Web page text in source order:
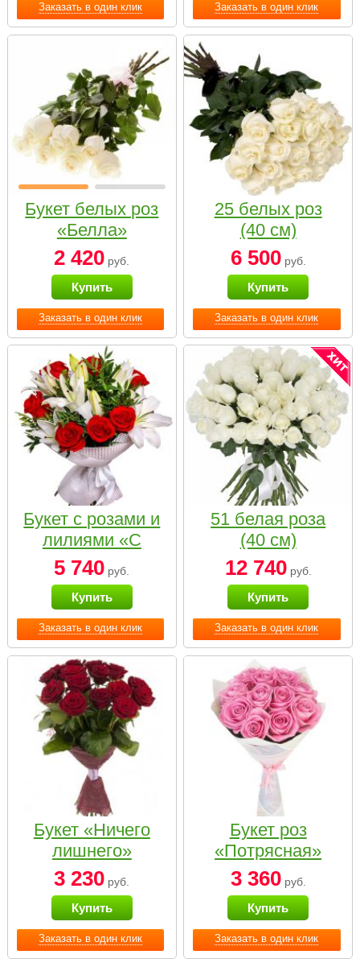
Заказать в один клик Заказать в один клик
Заказать в один клик
Букет белых роз
«Белла»
2 420 руб.
Купить
Заказать в один клик
25 белых роз
(40 см)
6 500руб.
Купить
Заказать в один клик
Букет с розами и
лилиями «С
наилучшими
пожеланиями»
5 740 руб.
Купить
Заказать в один клик
51 белая роза
(40 см)
12 740руб.
Купить
Заказать в один клик
Букет «Ничего
лишнего»
3 230 руб.
Купить
Заказать в один клик
Букет роз
«Потрясная»
3 360руб.
Купить